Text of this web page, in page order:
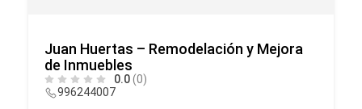
Juan Huertas – Remodelación y Mejora
de Inmuebles
0.0(0)
996244007